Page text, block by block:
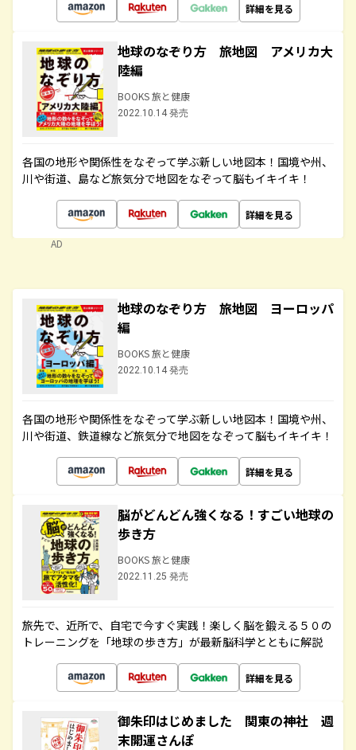
詳細を見る
地球のなぞり方 旅地図 アメリカ大
陸編
BOOKS 旅と健康
2022.10.14 発売
各国の地形や関係性をなぞって学ぶ新しい地図本！国境や州、
川や街道、島など旅気分で地図をなぞって脳もイキイキ！
詳細を見る
AD
地球のなぞり方 旅地図 ヨーロッパ
編
BOOKS 旅と健康
2022.10.14 発売
各国の地形や関係性をなぞって学ぶ新しい地図本！国境や州、
川や街道、鉄道線など旅気分で地図をなぞって脳もイキイキ！
詳細を見る
脳がどんどん強くなる！すごい地球の
歩き方
BOOKS 旅と健康
2022.11.25 発売
旅先で、近所で、自宅で今すぐ実践！楽しく脳を鍛える５０の
トレーニングを「地球の歩き方」が最新脳科学とともに解説
詳細を見る
御朱印はじめました 関東の神社 週
末開運さんぽ